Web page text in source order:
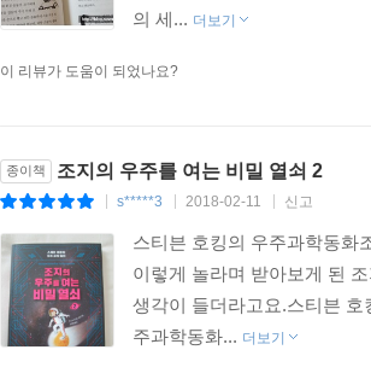
의 세... 더보기
이 리뷰가 도움이 되었나요?
종이책 조지의 우주를 여는 비밀 열쇠 2
s*****3 2018-02-11 신고
스티븐 호킹의 우주과학동화
이렇게 놀라며 받아보게 된
생각이 들더라고요.스티븐
주과학동화... 더보기